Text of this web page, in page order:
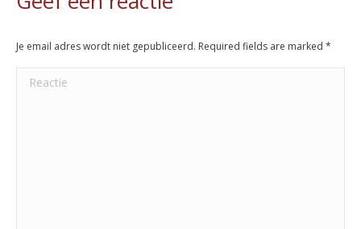
Je email adres wordt niet gepubliceerd. Required fields are marked *
Reactie